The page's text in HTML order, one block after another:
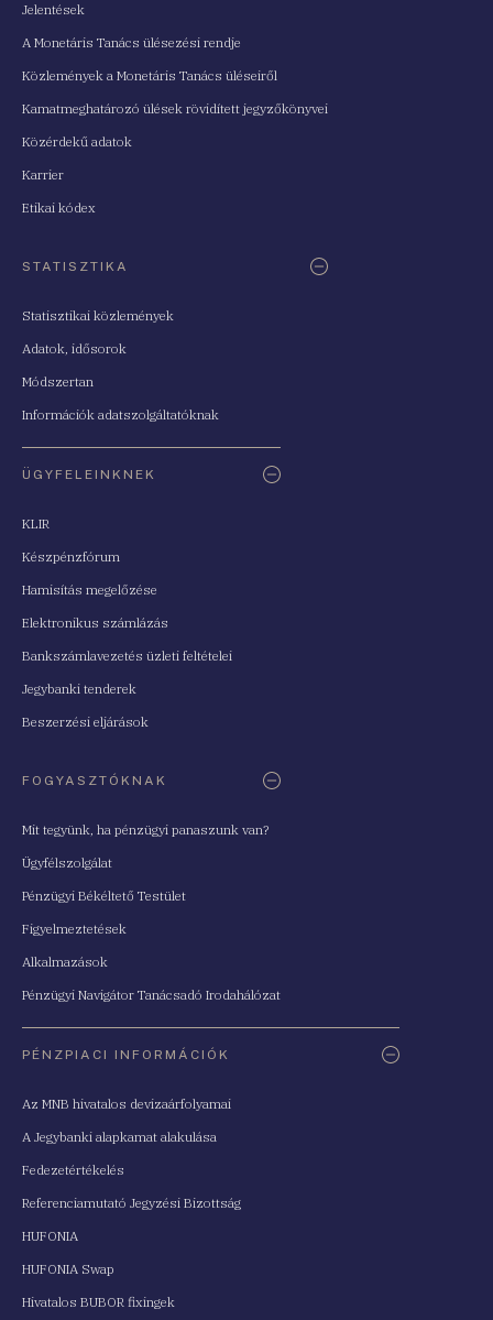
Jelentések
A Monetáris Tanács ülésezési rendje
Közlemények a Monetáris Tanács üléseiről
Kamatmeghatározó ülések rövidített jegyzőkönyvei
Közérdekű adatok
Karrier
Etikai kódex
STATISZTIKA
Statisztikai közlemények
Adatok, idősorok
Módszertan
Információk adatszolgáltatóknak
ÜGYFELEINKNEK
KLIR
Készpénzfórum
Hamisítás megelőzése
Elektronikus számlázás
Bankszámlavezetés üzleti feltételei
Jegybanki tenderek
Beszerzési eljárások
FOGYASZTÓKNAK
Mit tegyünk, ha pénzügyi panaszunk van?
Ügyfélszolgálat
Pénzügyi Békéltető Testület
Figyelmeztetések
Alkalmazások
Pénzügyi Navigátor Tanácsadó Irodahálózat
PÉNZPIACI INFORMÁCIÓK
Az MNB hivatalos devizaárfolyamai
A Jegybanki alapkamat alakulása
Fedezetértékelés
Referenciamutató Jegyzési Bizottság
HUFONIA
HUFONIA Swap
Hivatalos BUBOR fixingek